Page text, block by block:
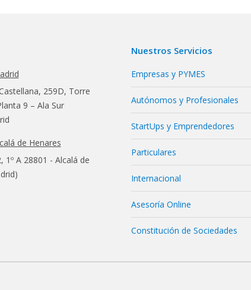
259D, Torre
9 – Ala Sur
de Henares
1º A 28801 - Alcalá de
Nuestros Servicios
Empresas y PYMES
Autónomos y Profesionales
StartUps y Emprendedores
Particulares
Internacional
Asesoría Online
Constitución de Sociedades